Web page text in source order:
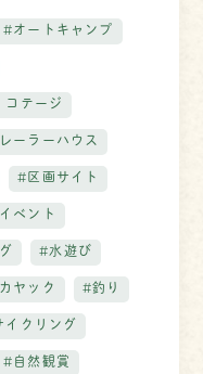
#オートキャンプ
コテージ
ーラーハウス
#区画サイト
ベント
#水遊び
ヤック #釣り
イクリング
#自然観賞